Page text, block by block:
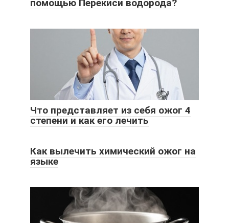
помощью Перекиси водорода?
Что представляет из себя ожог 4
степени и как его лечить
Как вылечить химический ожог на
языке